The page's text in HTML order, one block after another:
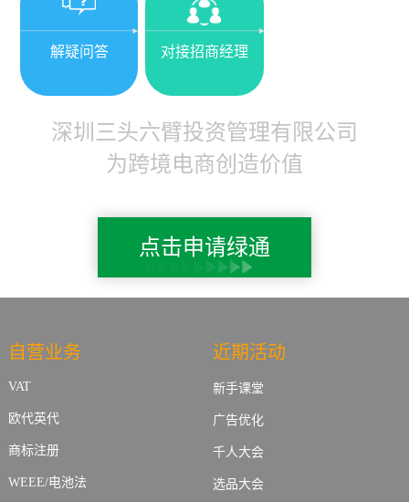
解疑问答 对接招商经理
深圳三头六臂投资管理有限公司
为跨境电商创造价值
点击申请绿通
自营业务
VAT
欧代英代
商标注册
WEEE/电池法
近期活动
新手课堂
广告优化
千人大会
选品大会